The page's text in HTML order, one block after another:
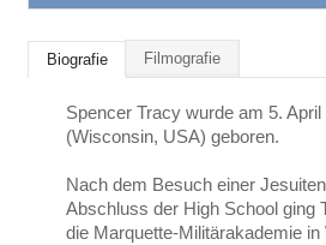
Biografie Filmografie
Spencer Tracy wurde am 5.
(Wisconsin, USA) geboren.
Nach dem Besuch einer
Abschluss der High School ging
die Marquette-Militärakademie in